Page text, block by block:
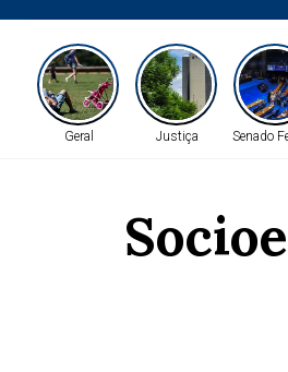
Geral Justiça Senado